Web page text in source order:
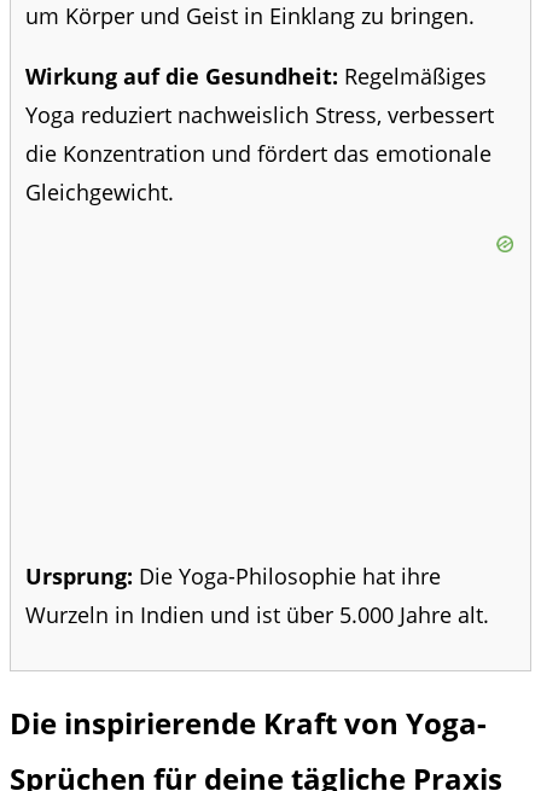
um Körper und Geist in Einklang zu bringen.
Wirkung auf die Gesundheit: Regelmäßiges
Yoga reduziert nachweislich Stress, verbessert
die Konzentration und fördert das emotionale
Gleichgewicht.
Ursprung: Die Yoga-Philosophie hat ihre
Wurzeln in Indien und ist über 5.000 Jahre alt.
Die inspirierende Kraft von Yoga-
Sprüchen für deine tägliche Praxis